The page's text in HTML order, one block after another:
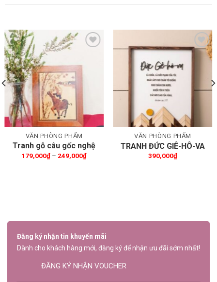
Thêm wishlist
VĂN PHÒNG PHẨM
Tranh gỗ câu gốc nghệ
thuật
179,000₫ – 249,000₫Khoảng
Thêm wishlist
VĂN PHÒNG PHẨM
TRANH ĐỨC GIÊ-HÔ-VA
390,000₫
Đăng ký nhận tin khuyến mãi
Dành cho khách hàng mới, đăng ký để nhận ưu đãi sớm nhất!
ĐĂNG KÝ NHẬN VOUCHER